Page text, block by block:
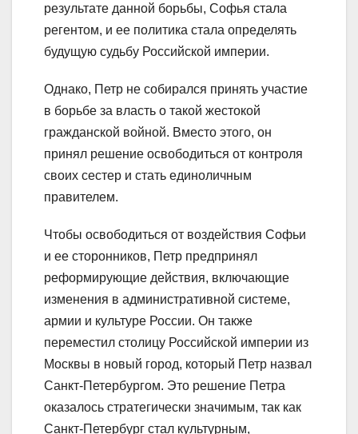
результате данной борьбы, Софья стала
регентом, и ее политика стала определять
будущую судьбу Российской империи.
Однако, Петр не собирался принять участие
в борьбе за власть о такой жестокой
гражданской войной. Вместо этого, он
принял решение освободиться от контроля
своих сестер и стать единоличным
правителем.
Чтобы освободиться от воздействия Софьи
и ее сторонников, Петр предпринял
реформирующие действия, включающие
изменения в административной системе,
армии и культуре России. Он также
переместил столицу Российской империи из
Москвы в новый город, который Петр назвал
Санкт-Петербургом. Это решение Петра
оказалось стратегически значимым, так как
Санкт-Петербург стал культурным,